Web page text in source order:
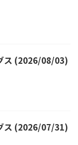
ス (2026/08/03)
ス (2026/07/31)